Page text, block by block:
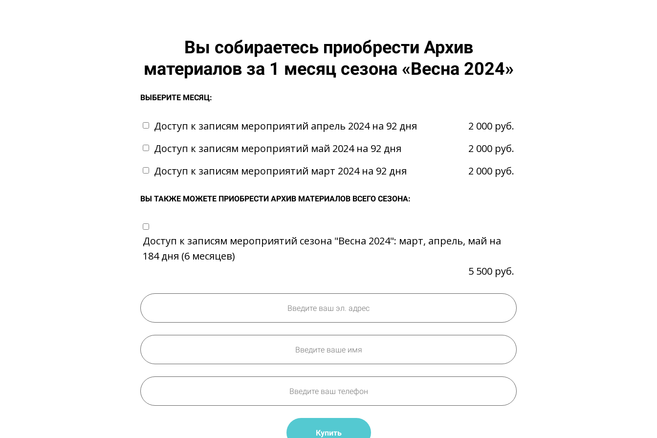
Вы собираетесь приобрести Архив
материалов за 1 месяц сезона «Весна 2024»
ВЫБЕРИТЕ МЕСЯЦ:
Доступ к записям мероприятий апрель 2024 на 92 дня
2 000 руб.
Доступ к записям мероприятий май 2024 на 92 дня
2 000 руб.
Доступ к записям мероприятий март 2024 на 92 дня
2 000 руб.
ВЫ ТАКЖЕ МОЖЕТЕ ПРИОБРЕСТИ АРХИВ МАТЕРИАЛОВ ВСЕГО СЕЗОНА:
Доступ к записям мероприятий сезона "Весна 2024": март, апрель, май на
184 дня (6 месяцев)
5 500 руб.
Купить